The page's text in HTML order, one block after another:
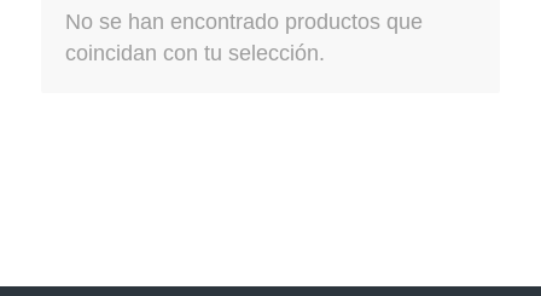
No se han encontrado productos que
coincidan con tu selección.